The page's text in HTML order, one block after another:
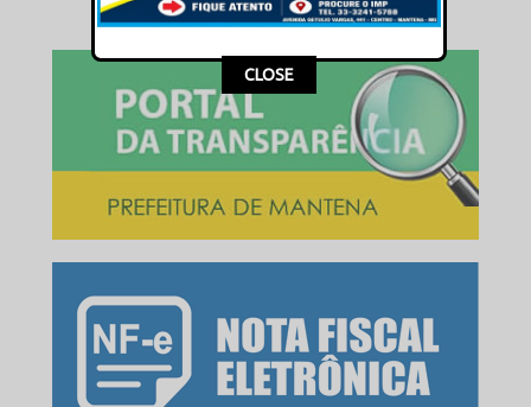
This popup will close in:
CLOSE